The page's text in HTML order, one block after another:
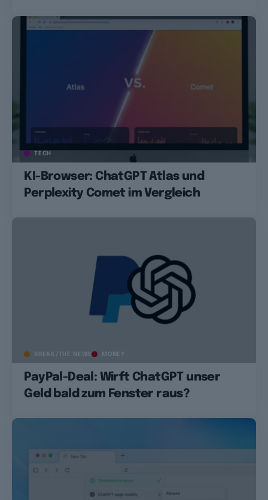
TECH
KI-Browser: ChatGPT Atlas und
Perplexity Comet im Vergleich
BREAK/THE NEWS MONEY
PayPal-Deal: Wirft ChatGPT unser
Geld bald zum Fenster raus?